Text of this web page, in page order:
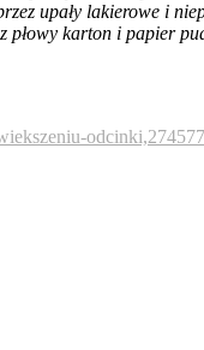
upały lakierowe i
karton i papier